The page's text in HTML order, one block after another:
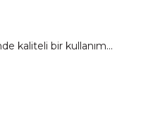
kaliteli bir kullanım...